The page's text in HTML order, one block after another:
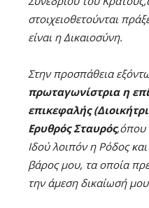
στοιχειοθετούνται
είναι η Δικαιοσύνη.
Στην προσπάθεια
πρωταγωνίστρια η
επικεφαλής
Ερυθρός Σταυρός,όπου
Ιδού λοιπόν η Ρόδος
βάρος μου, τα οποία
την άμεση δικαίωσή